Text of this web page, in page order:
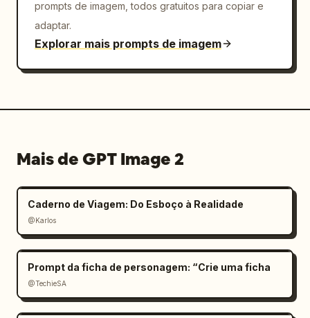
prompts de imagem, todos gratuitos para copiar e
adaptar.
Explorar mais prompts de imagem
Mais de GPT Image 2
Caderno de Viagem: Do Esboço à Realidade
@Karlos
Prompt da ficha de personagem: “Crie uma ficha
@TechieSA